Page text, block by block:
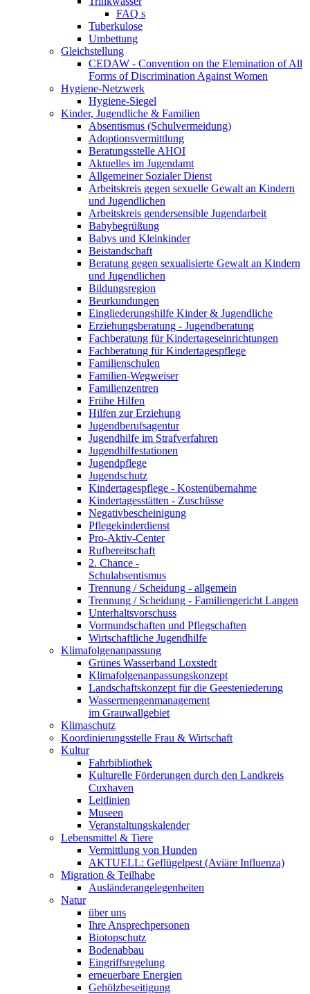
FAQ s
Tuberkulose
Umbettung
Gleichstellung
CEDAW - Convention on the Elemination of All
Forms of Discrimination Against Women
Hygiene-Netzwerk
Hygiene-Siegel
Kinder, Jugendliche & Familien
Absentismus (Schulvermeidung)
Adoptionsvermittlung
Beratungsstelle AHOI
Aktuelles im Jugendamt
Allgemeiner Sozialer Dienst
Arbeitskreis gegen sexuelle Gewalt an Kindern
und Jugendlichen
Arbeitskreis gendersensible Jugendarbeit
Babybegrüßung
Babys und Kleinkinder
Beistandschaft
Beratung gegen sexualisierte Gewalt an Kindern
und Jugendlichen
Bildungsregion
Beurkundungen
Eingliederungshilfe Kinder & Jugendliche
Erziehungsberatung - Jugendberatung
Fachberatung für Kindertageseinrichtungen
Fachberatung für Kindertagespflege
Familienschulen
Familien-Wegweiser
Familienzentren
Frühe Hilfen
Hilfen zur Erziehung
Jugendberufsagentur
Jugendhilfe im Strafverfahren
Jugendhilfestationen
Jugendpflege
Jugendschutz
Kindertagespflege - Kostenübernahme
Kindertagesstätten - Zuschüsse
Negativbescheinigung
Pflegekinderdienst
Pro-Aktiv-Center
Rufbereitschaft
2. Chance -
Schulabsentismus
Trennung / Scheidung - allgemein
Trennung / Scheidung - Familiengericht Langen
Unterhaltsvorschuss
Vormundschaften und Pflegschaften
Wirtschaftliche Jugendhilfe
Klimafolgenanpassung
Grünes Wasserband Loxstedt
Klimafolgenanpassungskonzept
Landschaftskonzept für die Geesteniederung
Wassermengenmanagement
im Grauwallgebiet
Klimaschutz
Koordinierungsstelle Frau & Wirtschaft
Kultur
Fahrbibliothek
Kulturelle Förderungen durch den Landkreis
Cuxhaven
Leitlinien
Museen
Veranstaltungskalender
Lebensmittel & Tiere
Vermittlung von Hunden
AKTUELL: Geflügelpest (Aviäre Influenza)
Migration & Teilhabe
Ausländerangelegenheiten
Natur
über uns
Ihre Ansprechpersonen
Biotopschutz
Bodenabbau
Eingriffsregelung
erneuerbare Energien
Gehölzbeseitigung